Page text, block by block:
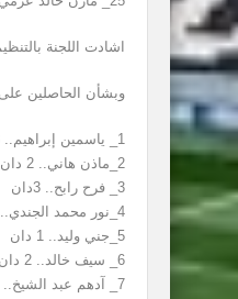
اشادت اللجنة
وبشأن الحاصلين
1_ ياسمين إبراهيم.. 3 دان
2_ماذن هاني.. 2 دان
3_ فرح رابح.. 3دان
4_نور محمد الجندي.. 2دان
5_جني وليد.. 1 دان
6_ سيف خالد.. 2 دان
7_ آدهم عبد الشيخ.. 1 دان